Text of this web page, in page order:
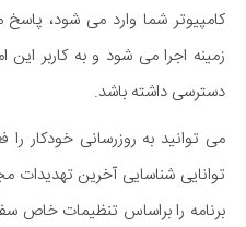
کامپیوتر شما وارد می شود،
زمینه اجرا می شود و به کاربر
دسترسی داشته باشد.
می توانید به روزرسانی خودکار
توانایی شناسایی آخرین تهدیدات